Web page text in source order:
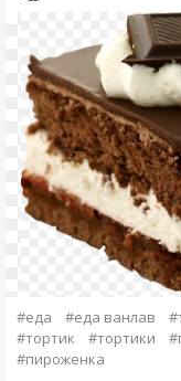
#еда #еда ванлав
#тортик
#тортики
#пироженка